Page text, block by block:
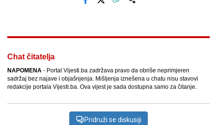
Chat čitatelja
NAPOMENA - Portal Vijesti.ba zadržava pravo da obriše neprimjeren
sadržaj bez najave i objašnjenja. Mišljenja iznešena u chatu nisu stavovi
redakcije portala Vijesti.ba. Ova vijest je sada dostupna samo za čitanje.
Pridruži se diskusiji